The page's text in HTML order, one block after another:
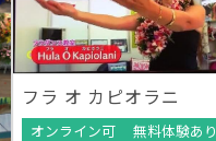
フラ オ カピオラニ
オンライン可
無料体験あり